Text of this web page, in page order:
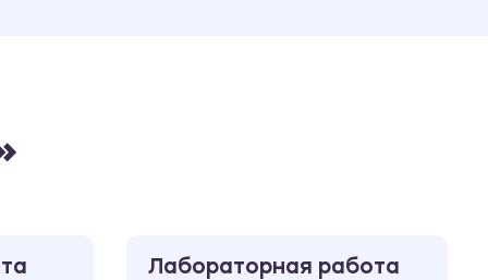
Лабораторная работа